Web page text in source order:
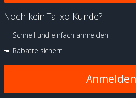
Noch kein Talixo Kunde?
Schnell und einfach anmelden
Rabatte sichern
Anmelden